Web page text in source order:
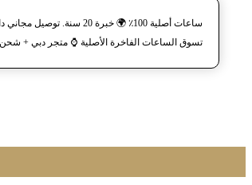
ساعات أصلية 100٪ 🌍 خبرة 20 سنة. توصيل مجاني داخل الإمارات.
تسوق الساعات الفاخرة الأصلية ⌚️ متجر دبي +